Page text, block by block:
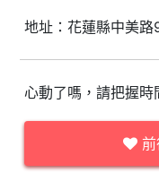
地址：花蓮縣中美路
心動了嗎，請把握時